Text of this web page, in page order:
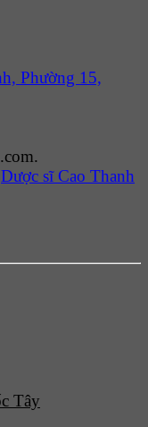
Phường 15,
Dược sĩ Cao Thanh
Tây